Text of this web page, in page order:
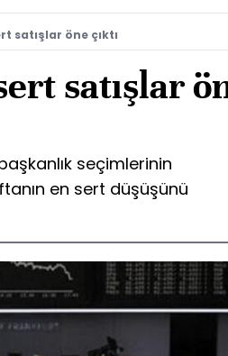
satışlar öne çıktı
satışlar
seçimlerinin
en sert düşüşünü